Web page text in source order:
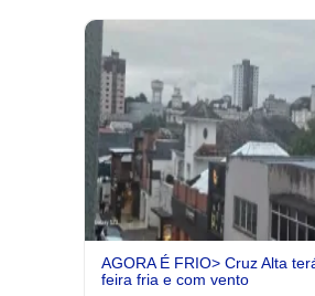
AGORA É FRIO> Cruz Alta
feira fria e com vento